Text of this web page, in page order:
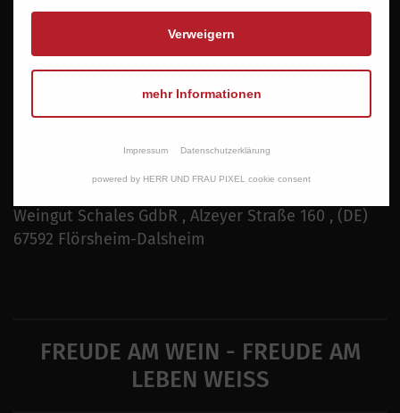
Trinktemperatur
Allergene
Antipasti, Salate, Pastagerichte, Pizza
Weingut Schales GdbR , Alzeyer Straße 160 , (DE)
67592 Flörsheim-Dalsheim
FREUDE AM WEIN - FREUDE AM
LEBEN WEISS
Verweigern
mehr Informationen
Impressum Datenschutzerklärung
powered by HERR UND FRAU PIXEL cookie consent